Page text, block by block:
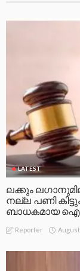
LATEST
ലക്കും
നല്ല പണി
ബാധകമായ ഐടി
Reporter August